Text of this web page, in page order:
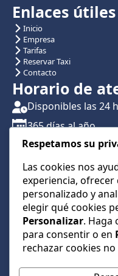
Enlaces útiles
Inicio
Empresa
Tarifas
Reservar Taxi
Contacto
Horario de
Disponibles las 24
365 días al año
Traslados con
Atención por
+34 622 01 23 74
+34 622 01 23 74
Respetamos su
Las cookies nos
experiencia, ofrecer
personalizado y
elegir qué cookies
Personalizar. Haga
para consentir o en
rechazar cookies no